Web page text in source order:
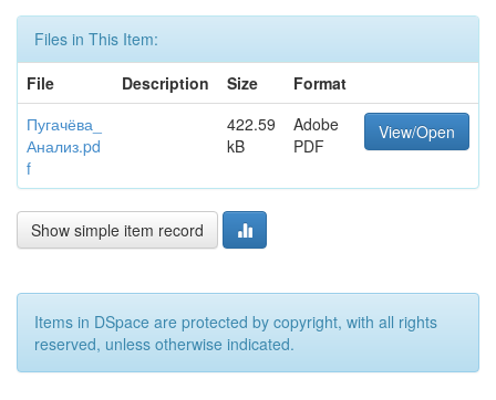
Files in This Item:
File
Description Size
Format
Пугачёва_
Анализ.pd
f
422.59
kB
Adobe
PDF
View/Open
Show simple item record
Items in DSpace are protected by copyright, with all rights
reserved, unless otherwise indicated.